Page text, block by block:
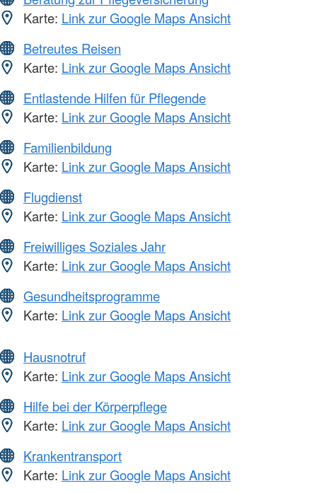
Karte: Link zur Google Maps Ansicht
Betreutes Reisen
Karte: Link zur Google Maps Ansicht
Entlastende Hilfen für Pflegende
Karte: Link zur Google Maps Ansicht
Familienbildung
Karte: Link zur Google Maps Ansicht
Flugdienst
Karte: Link zur Google Maps Ansicht
Freiwilliges Soziales Jahr
Karte: Link zur Google Maps Ansicht
Gesundheitsprogramme
Karte: Link zur Google Maps Ansicht
Hausnotruf
Karte: Link zur Google Maps Ansicht
Hilfe bei der Körperpflege
Karte: Link zur Google Maps Ansicht
Krankentransport
Karte: Link zur Google Maps Ansicht